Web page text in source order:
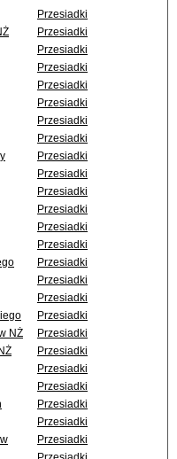
Przesiadki
Przesiadki
Przesiadki
Przesiadki
Przesiadki
Przesiadki
Przesiadki
Przesiadki
Przesiadki
Przesiadki
Przesiadki
Przesiadki
Przesiadki
Przesiadki
Przesiadki
Przesiadki
Przesiadki
Przesiadki
NŻ
Przesiadki
Przesiadki
Przesiadki
Przesiadki
Przesiadki
Przesiadki
Przesiadki